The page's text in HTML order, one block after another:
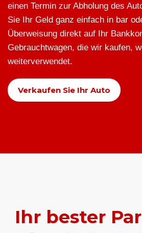
einen Termin zur Abholung des
Sie Ihr Geld ganz einfach in bar
Überweisung direkt auf Ihr
Gebrauchtwagen, die wir kaufen,
weiterverwendet.
Verkaufen Sie Ihr Auto
Ihr bester